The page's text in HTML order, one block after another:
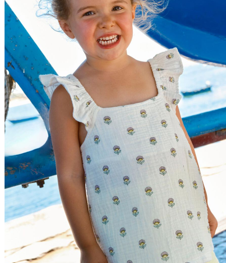
Relevância
Relevância
Preço Crescente
Preço Decrescente
Nome do Produto A - Z
Nome do Produto Z - A
Filtrar